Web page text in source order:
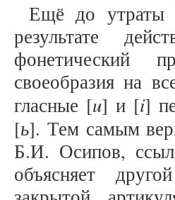
Ещё до утраты
результате
фонетический
своеобразия на
гласные [u] и [i]
[ь]. Тем самым
Б.И. Осипов,
объясняет